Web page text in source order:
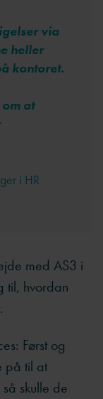
via
heller
kontoret.
at
i HR
med AS3 i
til, hvordan
Først og
på til at
skulle de